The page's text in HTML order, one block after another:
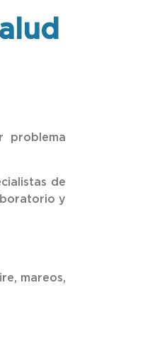
problema
de
y
mareos,